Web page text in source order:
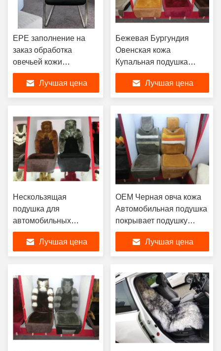
EPE заполнение на
заказ обработка
овечьей кожи
Автомобильные
сиденья подкладки
имитация шерсти
Лучшая цена
Бежевая Бургундия
Овенская кожа
Купальная подушка
сиденья для
автомобилейЛучшая цена
Нескользящая
подушка для
автомобильных
сидений из овечьей
кожи покрывает
коричневый зеленый
Лучшая цена
OEM Черная овча кожа
Автомобильная подушка
покрывает подушку
сиденья оптом
Лучшая цена